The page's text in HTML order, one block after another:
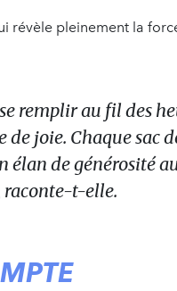
révèle pleinement la
remplir au fil des
de joie. Chaque sac
élan de générosité
raconte-t-elle.